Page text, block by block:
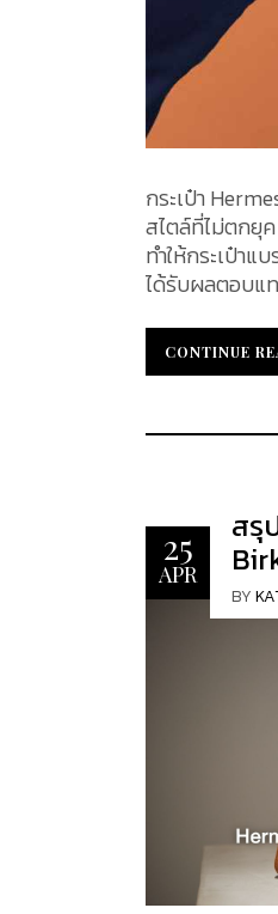
กระเป๋า
สไตล์ที่ไม่ตกยุค
ทำให้กระเป๋า
ได้รับผลตอบแ
หลายปัจจัย ที่
ประวัติศาสตร์
กระเป๋า
ผลิตภัณฑ์อื่น ๆ
เป็นถุงเป็นถั
ทำให้ตลาดขายต่อสินค้ามือสอง
เอกลักษณ์และ
นานถึงหลายปี ท
เรื่องจริงของ
CONTINUE
CONTINUE
25
APR
สรุ
BY